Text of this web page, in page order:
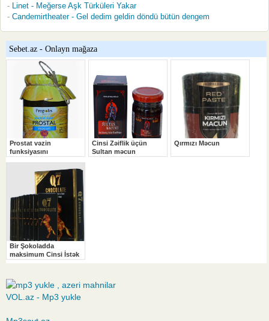
Linet - Meğerse Aşk Türküleri Yakar
Candemirtheater - Gel dedim geldin döndü bütün dengem
VOL.az - Mp3 yukle